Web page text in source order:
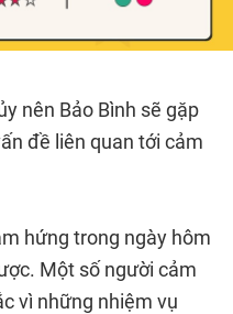
nên Bảo Bình sẽ gặp
đề liên quan tới cảm
hứng trong ngày hôm
Một số người cảm
vì những nhiệm vụ